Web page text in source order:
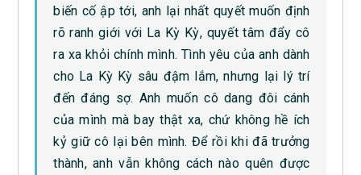
biến cố ập tới, anh lại nhất quyết muốn định
rõ ranh giới với La Kỳ Kỳ, quyết tâm đẩy cô
ra xa khỏi chính mình. Tình yêu của anh dành
cho La Kỳ Kỳ sâu đậm lắm, nhưng lại lý trí
đến đáng sợ. Anh muốn cô dang đôi cánh
của mình mà bay thật xa, chứ không hề ích
kỷ giữ cô lại bên mình. Để rồi khi đã trưởng
thành, anh vẫn không cách nào quên được